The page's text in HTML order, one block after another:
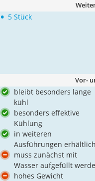
• 5 Stück
Vor-
bleibt besonders lange
kühl
besonders effektive
Kühlung
in weiteren
Ausführungen erhältlich
muss zunächst mit
Wasser aufgefüllt
hohes Gewicht